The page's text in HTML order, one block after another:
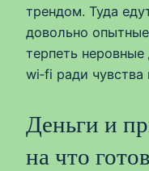
трендом. Туда
довольно
терпеть
wi‑fi ради
Деньги и
на что